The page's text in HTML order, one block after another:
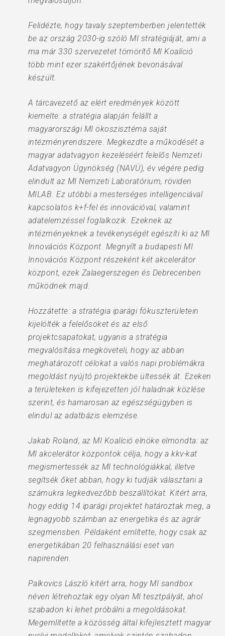
Felidézte, hogy tavaly szeptemberben jelentették
be az ország 2030-ig szóló MI stratégiáját, ami a
ma már 330 szervezetet tömörítő MI Koalíció
több mint ezer szakértőjének bevonásával
készült.
A tárcavezető az elért eredmények között
kiemelte: a stratégia alapján felállt a
magyarországi MI ökoszisztéma saját
intézményrendszere. Megkezdte a működését a
magyar adatvagyon kezeléséért felelős Nemzeti
Adatvagyon Ügynökség (NAVÜ), év végére pedig
elindult az MI Nemzeti Laboratórium, röviden
MILAB. Ez utóbbi a mesterséges intelligenciával
kapcsolatos k+f-fel és innovációval, valamint
adatelemzéssel foglalkozik. Ezeknek az
intézményeknek a tevékenységét egészíti ki az MI
Innovációs Központ. Megnyílt a budapesti MI
Innovációs Központ részeként két akcelerátor
központ, ezek Zalaegerszegen és Debrecenben
működnek majd.
Hozzátette: a stratégia iparági fókuszterületein
kijelölték a felelősöket és az első
projektcsapatokat, ugyanis a stratégia
megvalósítása megköveteli, hogy az abban
meghatározott célokat a valós napi problémákra
megoldást nyújtó projektekbe ültessék át. Ezeken
a területeken is kifejezetten jól haladnak közlése
szerint, és hamarosan az egészségügyben is
elindul az adatbázis elemzése.
Jakab Roland, az MI Koalíció elnöke elmondta: az
MI akcelerátor központok célja, hogy a kkv-kat
megismertessék az MI technológiákkal, illetve
segítsék őket abban, hogy ki tudják választani a
számukra legkedvezőbb beszállítókat. Kitért arra,
hogy eddig 14 iparági projektet határoztak meg, a
legnagyobb számban az energetika és az agrár
szegmensben. Példaként említette, hogy csak az
energetikában 20 felhasználási eset van
napirenden.
Palkovics László kitért arra, hogy MI sandbox
néven létrehoztak egy olyan MI tesztpályát, ahol
szabadon ki lehet próbálni a megoldásokat.
Megemlítette a közösség által kifejlesztett magyar